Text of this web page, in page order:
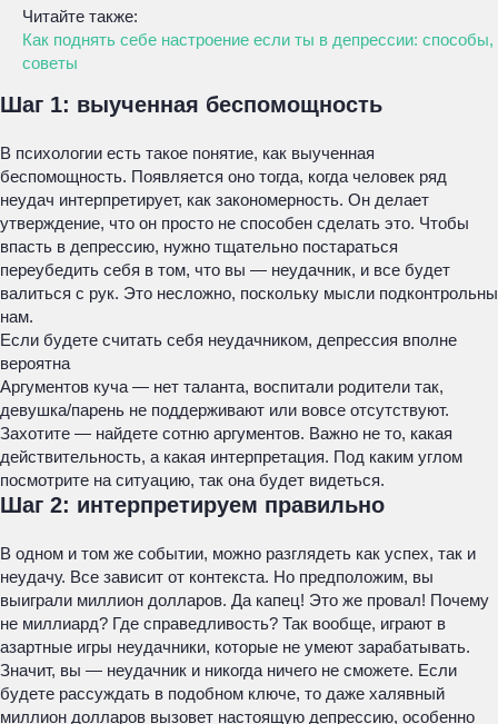
Читайте также:
Как поднять себе настроение если ты в депрессии: способы,
советы
Шаг 1: выученная беспомощность
В психологии есть такое понятие, как выученная
беспомощность. Появляется оно тогда, когда человек ряд
неудач интерпретирует, как закономерность. Он делает
утверждение, что он просто не способен сделать это. Чтобы
впасть в депрессию, нужно тщательно постараться
переубедить себя в том, что вы — неудачник, и все будет
валиться с рук. Это несложно, поскольку мысли подконтрольны
нам.
Если будете считать себя неудачником, депрессия вполне
вероятна
Аргументов куча — нет таланта, воспитали родители так,
девушка/парень не поддерживают или вовсе отсутствуют.
Захотите — найдете сотню аргументов. Важно не то, какая
действительность, а какая интерпретация. Под каким углом
посмотрите на ситуацию, так она будет видеться.
Шаг 2: интерпретируем правильно
В одном и том же событии, можно разглядеть как успех, так и
неудачу. Все зависит от контекста. Но предположим, вы
выиграли миллион долларов. Да капец! Это же провал! Почему
не миллиард? Где справедливость? Так вообще, играют в
азартные игры неудачники, которые не умеют зарабатывать.
Значит, вы — неудачник и никогда ничего не сможете. Если
будете рассуждать в подобном ключе, то даже халявный
миллион долларов вызовет настоящую депрессию, особенно